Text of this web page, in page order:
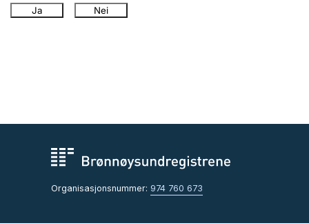
Ja Nei
Organisasjonsnummer: 974 760 673